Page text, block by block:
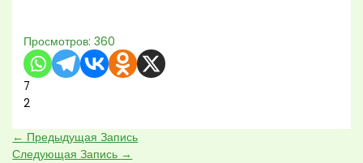
Просмотров: 360
7
2
← Предыдущая Запись
Следующая Запись →